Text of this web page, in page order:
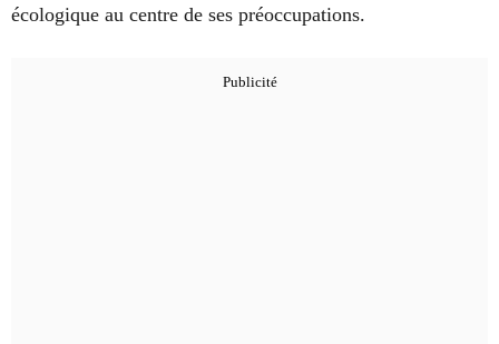
écologique au centre de ses préoccupations.